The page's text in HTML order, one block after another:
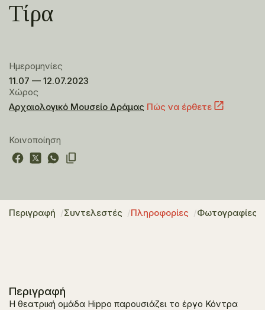
Τίρα
Ημερομηνίες
11.07 — 12.07.2023
Χώρος
Αρχαιολογικό Μουσείο Δράμας Πώς να έρθετε
Κοινοποίηση
Περιγραφή Συντελεστές Πληροφορίες Φωτογραφίες
Περιγραφή
Η θεατρική ομάδα Hippo παρουσιάζει το έργο Κόντρα